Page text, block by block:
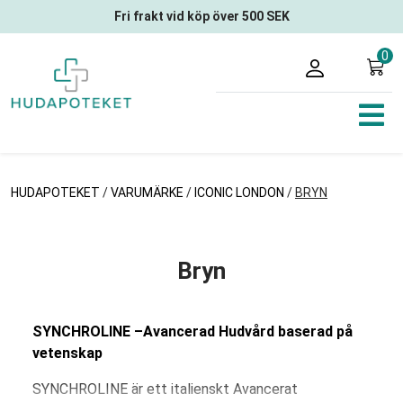
Fri frakt vid köp över 500 SEK
0
HUDAPOTEKET /VARUMÄRKE / ICONIC LONDON / BRYN
Bryn
SYNCHROLINE –Avancerad Hudvård baserad på
vetenskap
SYNCHROLINE är ett italienskt Avancerat